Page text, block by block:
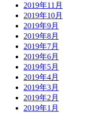
2019年11月
2019年10月
2019年9月
2019年8月
2019年7月
2019年6月
2019年5月
2019年4月
2019年3月
2019年2月
2019年1月